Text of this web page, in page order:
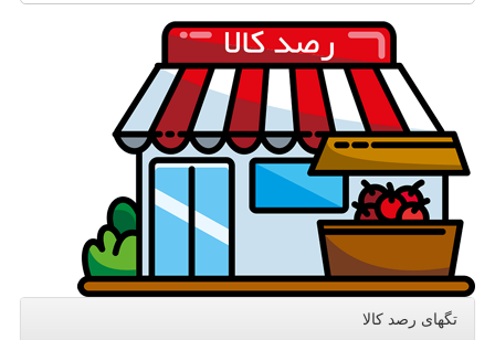
تگهای رصد كالا